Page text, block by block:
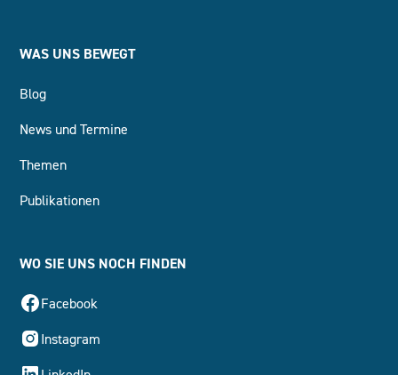
WAS UNS BEWEGT
Blog
News und Termine
Themen
Publikationen
WO SIE UNS NOCH FINDEN
Facebook
Instagram